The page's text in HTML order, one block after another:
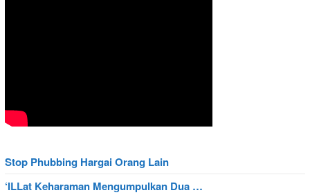
Stop Phubbing Hargai Orang Lain
‘ILLat Keharaman Mengumpulkan Dua …